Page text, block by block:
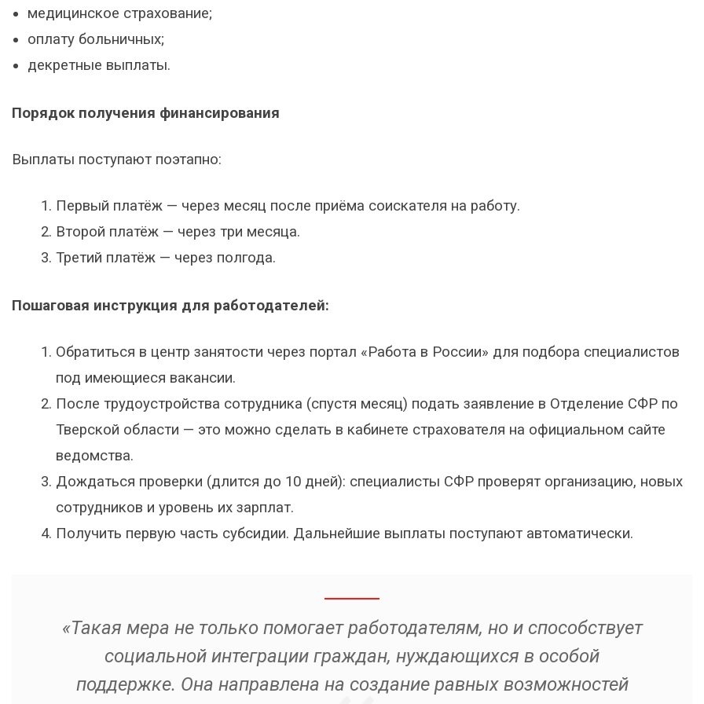
медицинское страхование;
оплату больничных;
декретные выплаты.
Порядок получения финансирования
Выплаты поступают поэтапно:
Первый платёж — через месяц после приёма соискателя на работу.
Второй платёж — через три месяца.
Третий платёж — через полгода.
Пошаговая инструкция для работодателей:
Обратиться в центр занятости через портал «Работа в России» для подбора специалистов
под имеющиеся вакансии.
После трудоустройства сотрудника (спустя месяц) подать заявление в Отделение СФР по
Тверской области — это можно сделать в кабинете страхователя на официальном сайте
ведомства.
Дождаться проверки (длится до 10 дней): специалисты СФР проверят организацию, новых
сотрудников и уровень их зарплат.
Получить первую часть субсидии. Дальнейшие выплаты поступают автоматически.
«Такая мера не только помогает работодателям, но и способствует
социальной интеграции граждан, нуждающихся в особой
поддержке. Она направлена на создание равных возможностей